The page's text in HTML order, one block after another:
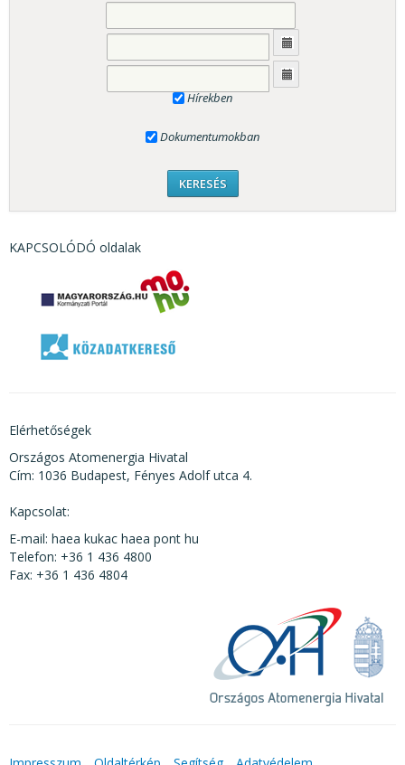
Hírekben
Dokumentumokban
KAPCSOLÓDÓ oldalak
Elérhetőségek
Országos Atomenergia Hivatal
Cím: 1036 Budapest, Fényes Adolf utca 4.
Kapcsolat:
E-mail: haea kukac haea pont hu
Telefon: +36 1 436 4800
Fax: +36 1 436 4804